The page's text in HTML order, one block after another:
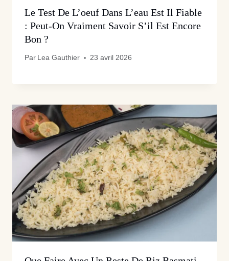
Le Test De L’oeuf Dans L’eau Est Il Fiable
: Peut-On Vraiment Savoir S’il Est Encore
Bon ?
Par Lea Gauthier 23 avril 2026